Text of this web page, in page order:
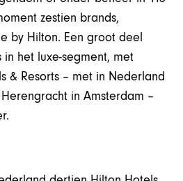
zestien brands,
by Hilton. Een groot deel
het luxe-segment, met
& Resorts – met in Nederland
in Amsterdam –